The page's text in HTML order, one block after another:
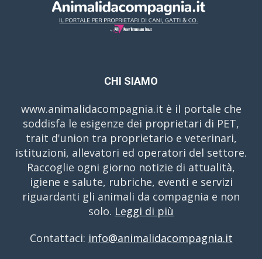
CHI SIAMO
www.animalidacompagnia.it è il portale che
soddisfa le esigenze dei proprietari di PET,
trait d'union tra proprietario e veterinari,
istituzioni, allevatori ed operatori del settore.
Raccoglie ogni giorno notizie di attualità,
igiene e salute, rubriche, eventi e servizi
riguardanti gli animali da compagnia e non
solo. Leggi di più
Contattaci: info@animalidacompagnia.it